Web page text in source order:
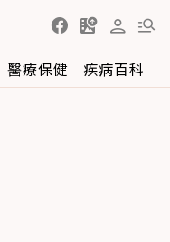
醫療保健 疾病百科